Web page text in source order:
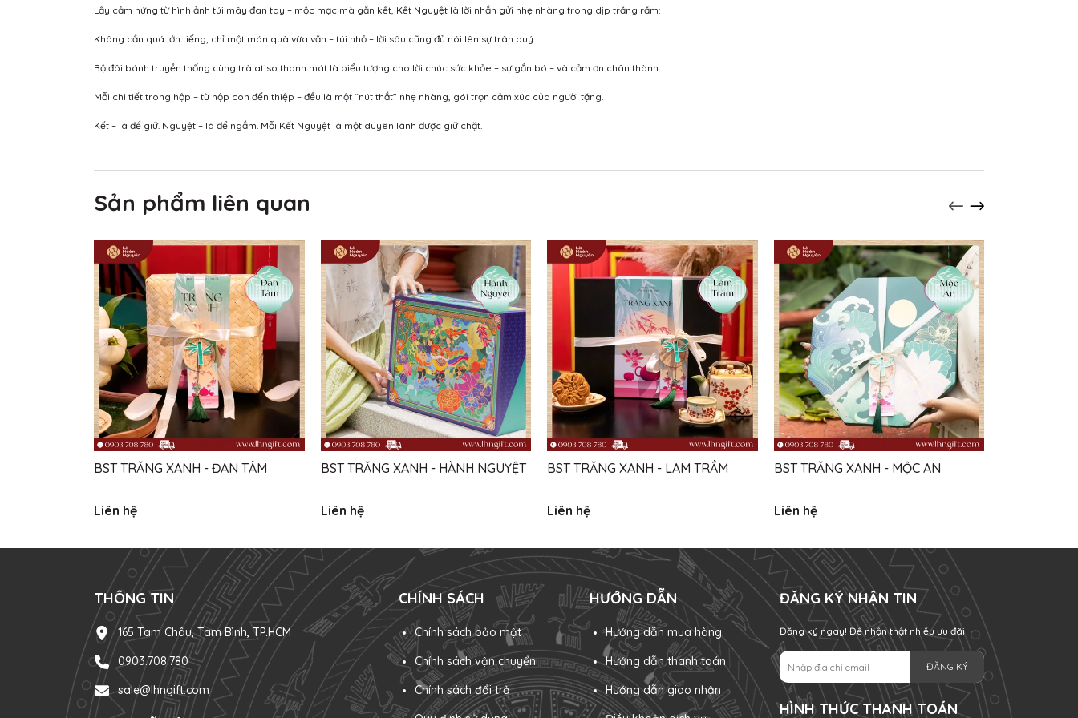
Lấy cảm hứng từ hình ảnh túi mây đan tay – mộc mạc mà gắn kết, Kết Nguyệt là lời nhắn gửi nhẹ nhàng trong dịp trăng rằm:
Không cần quá lớn tiếng, chỉ một món quà vừa vặn – túi nhỏ – lời sâu cũng đủ nói lên sự trân quý.
Bộ đôi bánh truyền thống cùng trà atiso thanh mát là biểu tượng cho lời chúc sức khỏe – sự gắn bó – và cảm ơn chân thành.
Mỗi chi tiết trong hộp – từ hộp con đến thiệp – đều là một “nút thắt” nhẹ nhàng, gói trọn cảm xúc của người tặng.
Kết – là để giữ. Nguyệt – là để ngắm. Mỗi Kết Nguyệt là một duyên lành được giữ chặt.
Sản phẩm liên quan
BST TRĂNG XANH - ĐAN TÂM
Liên hệ
BST TRĂNG XANH - HÀNH NGUYỆT
Liên hệ
BST TRĂNG XANH - LAM TRẦM
Liên hệ
BST TRĂNG XANH - MỘC AN
Liên hệ
THÔNG TIN
165 Tam Châu, Tam Bình, TP.HCM
0903.708.780
sale@lhngift.com
CHÍNH SÁCH
Chính sách bảo mật
Chính sách vận chuyển
Chính sách đổi trả
HƯỚNG DẪN
Hướng dẫn mua hàng
Hướng dẫn thanh toán
Hướng dẫn giao nhận
ĐĂNG KÝ NHẬN TIN
Đăng ký ngay! Để nhận thật nhiều ưu đãi
ĐĂNG KÝ
HÌNH THỨC THANH TOÁN